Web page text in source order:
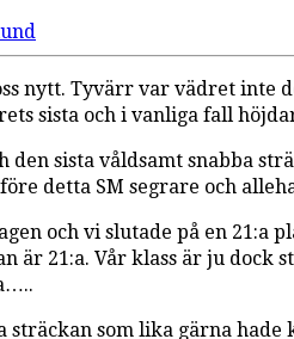
nytt. Tyvärr var vädret inte
sista och i vanliga fall
sista våldsamt snabba
detta SM segrare och
och vi slutade på en
är 21:a. Vår klass är ju
som lika gärna